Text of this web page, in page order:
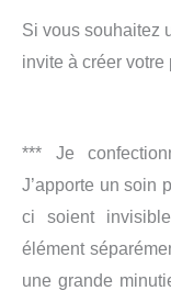
Si vous souhaitez
invite à créer
*** Je
J’apporte un soin
ci soient
élément
une grande